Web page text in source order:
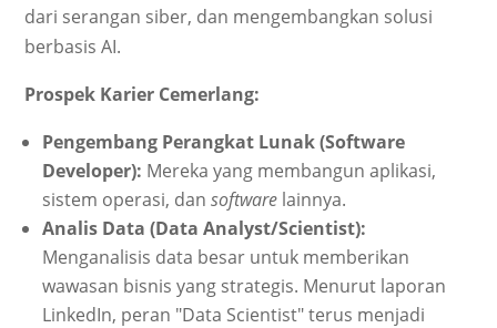
dari serangan siber, dan mengembangkan solusi
berbasis AI.
Prospek Karier Cemerlang:
Pengembang Perangkat Lunak (Software
Developer): Mereka yang membangun aplikasi,
sistem operasi, dansoftware lainnya.
Analis Data (Data Analyst/Scientist):
Menganalisis data besar untuk memberikan
wawasan bisnis yang strategis. Menurut laporan
LinkedIn, peran "Data Scientist" terus menjadi